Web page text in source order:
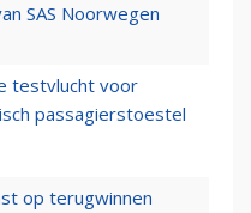
SAS Noorwegen
testvlucht voor
passagierstoestel
op terugwinnen